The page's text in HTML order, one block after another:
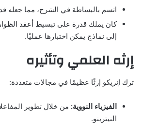
اتسم بالبساطة في الشرح، مما جعله
كان يملك قدرة على تبسيط أعقد الظواهر
إلى نماذج يمكن اختبارها عمليًا.
إرثه العلمي وتأثيره
ترك إنريكو إرثًا عظيمًا في مجالات متعددة:
الفيزياء النووية: من خلال تطوير
النيترينو.